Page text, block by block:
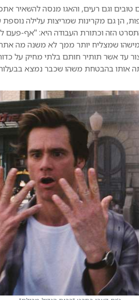
טובים וגם רעים, והאגו מנסה להשאיר
הן גם מקרינות שמריצות עלילה
הזה וכתורת העבודה היא: "אף-פעם
מישהו שמצליח יותר ממך לא משנה מה אתה
עד אשר תותיר חותם בלתי מחיק על
אותו בהבטחת משהו שכבר נמצא